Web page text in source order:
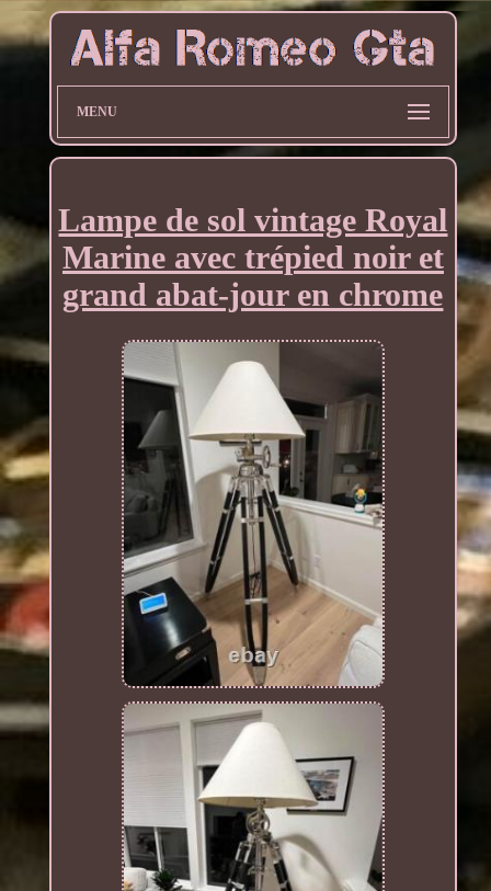
MENU
Lampe de sol vintage Royal
Marine avec trépied noir et
grand abat-jour en chrome